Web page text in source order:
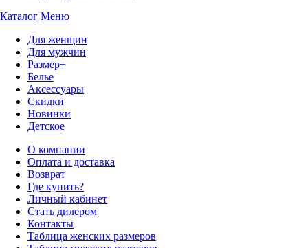
Каталог Меню
Для женщин
Для мужчин
Размер+
Белье
Аксессуары
Скидки
Новинки
Детское
О компании
Оплата и доставка
Возврат
Где купить?
Личный кабинет
Стать дилером
Контакты
Таблица женских размеров